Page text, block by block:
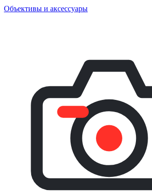
Объективы и аксессуары